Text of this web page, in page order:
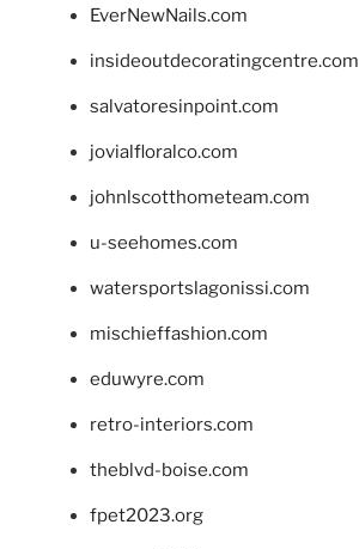
EverNewNails.com
insideoutdecoratingcentre.com
salvatoresinpoint.com
jovialfloralco.com
johnlscotthometeam.com
u-seehomes.com
watersportslagonissi.com
mischieffashion.com
eduwyre.com
retro-interiors.com
theblvd-boise.com
fpet2023.org